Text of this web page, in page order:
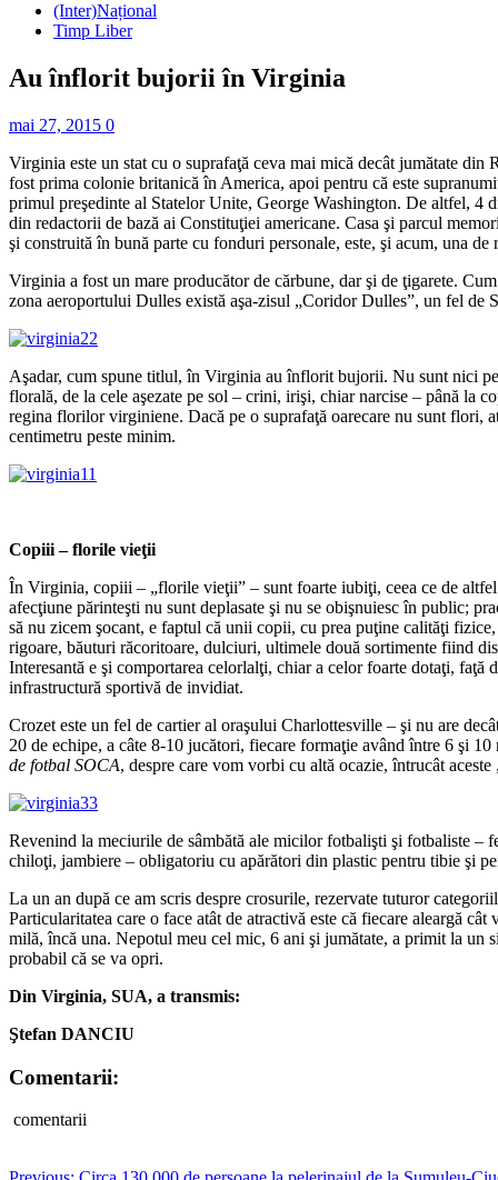
(Inter)Național
Timp Liber
Au înflorit bujorii în Virginia
mai 27, 2015 0
Virginia este un stat cu o suprafaţă ceva mai mică decât jumătate
fost prima colonie britanică în America, apoi pentru că este
primul preşedinte al Statelor Unite, George Washington. De altfel, 4
din redactorii de bază ai Constituţiei americane. Casa şi parcul
şi construită în bună parte cu fonduri personale, este, şi acum, una de
Virginia a fost un mare producător de cărbune, dar şi de ţigarete.
zona aeroportului Dulles există aşa-zisul „Coridor Dulles”, un fel de
Aşadar, cum spune titlul, în Virginia au înflorit bujorii. Nu sunt nici
florală, de la cele aşezate pe sol – crini, irişi, chiar narcise – până la
regina florilor virginiene. Dacă pe o suprafaţă oarecare nu sunt flori,
centimetru peste minim.
Copiii – florile vieţii
În Virginia, copiii – „florile vieţii” – sunt foarte iubiţi, ceea ce de
afecţiune părinteşti nu sunt deplasate şi nu se obişnuiesc în public;
să nu zicem şocant, e faptul că unii copii, cu prea puţine calităţi
rigoare, băuturi răcoritoare, dulciuri, ultimele două sortimente fiind
Interesantă e şi comportarea celorlalţi, chiar a celor foarte dotaţi,
infrastructură sportivă de invidiat.
Crozet este un fel de cartier al oraşului Charlottesville – şi nu are
20 de echipe, a câte 8-10 jucători, fiecare formaţie având între 6 şi
de fotbal SOCA, despre care vom vorbi cu altă ocazie, întrucât
Revenind la meciurile de sâmbătă ale micilor fotbalişti şi fotbaliste –
chiloţi, jambiere – obligatoriu cu apărători din plastic pentru tibie şi
La un an după ce am scris despre crosurile, rezervate tuturor
Particularitatea care o face atât de atractivă este că fiecare aleargă
milă, încă una. Nepotul meu cel mic, 6 ani şi jumătate, a primit la un
probabil că se va opri.
Din Virginia, SUA, a transmis:
Ştefan DANCIU
Comentarii:
comentarii